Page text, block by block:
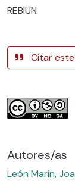
REBIUN
Citar
Autores/as
León Marín,